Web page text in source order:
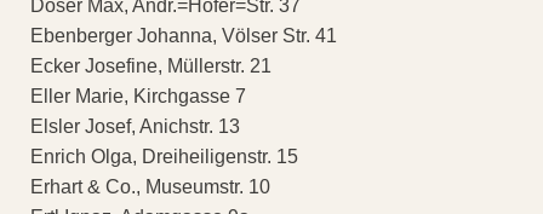
Doser Max, Andr.=Hofer=Str. 37
Ebenberger Johanna, Völser Str. 41
Ecker Josefine, Müllerstr. 21
Eller Marie, Kirchgasse 7
Elsler Josef, Anichstr. 13
Enrich Olga, Dreiheiligenstr. 15
Erhart & Co., Museumstr. 10